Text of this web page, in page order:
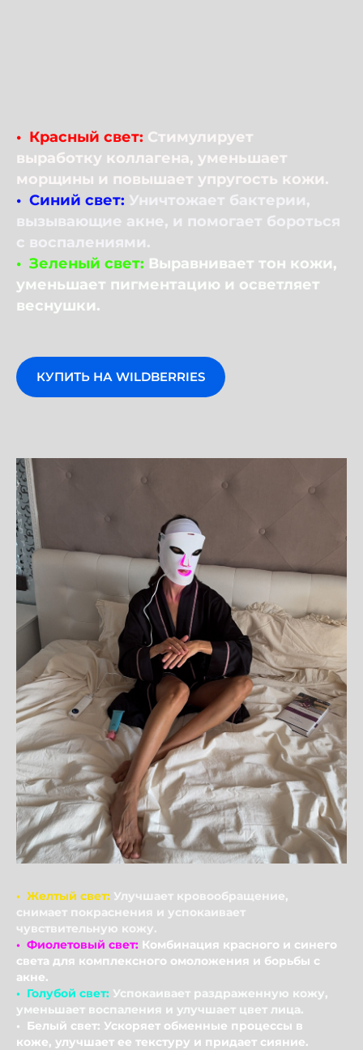
• Красный свет: Стимулирует
выработку коллагена, уменьшает
морщины и повышает упругость кожи.
• Синий свет: Уничтожает бактерии,
вызывающие акне, и помогает бороться
с воспалениями.
• Зеленый свет: Выравнивает тон кожи,
уменьшает пигментацию и осветляет
веснушки.
КУПИТЬ НА WILDBERRIES
• Желтый свет: Улучшает кровообращение,
снимает покраснения и успокаивает
чувствительную кожу.
• Фиолетовый свет: Комбинация красного и синего
света для комплексного омоложения и борьбы с
акне.
• Голубой свет: Успокаивает раздраженную кожу,
уменьшает воспаления и улучшает цвет лица.
• Белый свет: Ускоряет обменные процессы в
коже, улучшает ее текстуру и придает сияние.